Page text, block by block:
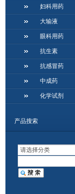
产品搜索
请选择分类
妇科用药
大输液
眼科用药
抗生素
抗感冒药
中成药
化学试剂